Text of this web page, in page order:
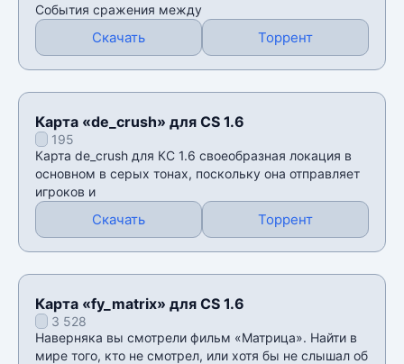
События сражения между
Скачать Торрент
Карта «de_crush» для CS 1.6
195
Карта de_crush для КС 1.6 своеобразная локация в
основном в серых тонах, поскольку она отправляет
игроков и
Скачать Торрент
Карта «fy_matrix» для CS 1.6
3 528
Наверняка вы смотрели фильм «Матрица». Найти в
мире того, кто не смотрел, или хотя бы не слышал об